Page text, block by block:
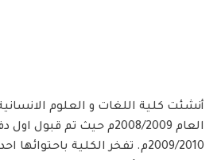
أنشئت كلية اللغات و العلوم
العام 2008/2009م حيث تم
2009/2010م. تفخر الكلية